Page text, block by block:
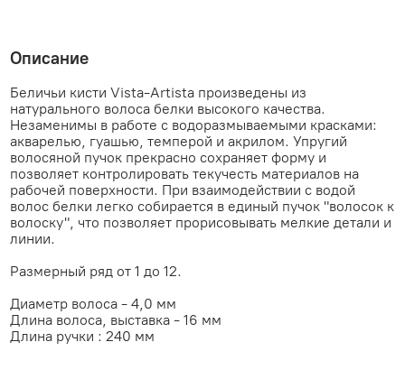
Описание
Беличьи кисти Vista-Artista произведены из
натурального волоса белки высокого качества.
Незаменимы в работе с водоразмываемыми красками:
акварелью, гуашью, темперой и акрилом. Упругий
волосяной пучок прекрасно сохраняет форму и
позволяет контролировать текучесть материалов на
рабочей поверхности. При взаимодействии с водой
волос белки легко собирается в единый пучок "волосок к
волоску", что позволяет прорисовывать мелкие детали и
линии.
Размерный ряд от 1 до 12.
Диаметр волоса - 4,0 мм
Длина волоса, выставка - 16 мм
Длина ручки : 240 мм